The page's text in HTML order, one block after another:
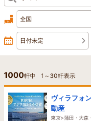
全国
日付未定
1000軒中 1 ～ 30軒表示
ヴィラフォ
動産
東京>蒲田・大森